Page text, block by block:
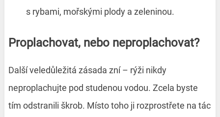
s rybami, mořskými plody a zeleninou.
Proplachovat, nebo neproplachovat?
Další veledůležitá zásada zní – rýži nikdy
neproplachujte pod studenou vodou. Zcela byste
tím odstranili škrob. Místo toho ji rozprostřete na tác